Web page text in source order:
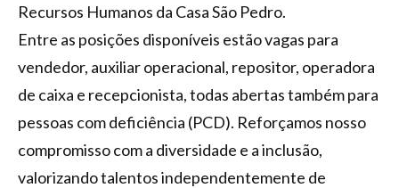
Recursos Humanos da Casa São Pedro.
Entre as posições disponíveis estão vagas para
vendedor, auxiliar operacional, repositor, operadora
de caixa e recepcionista, todas abertas também para
pessoas com deficiência (PCD). Reforçamos nosso
compromisso com a diversidade e a inclusão,
valorizando talentos independentemente de